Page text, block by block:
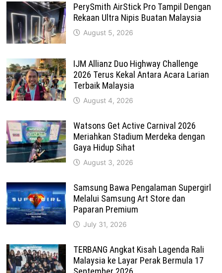
PerySmith AirStick Pro Tampil Dengan
Rekaan Ultra Nipis Buatan Malaysia
August 5, 2026
IJM Allianz Duo Highway Challenge
2026 Terus Kekal Antara Acara Larian
Terbaik Malaysia
August 4, 2026
Watsons Get Active Carnival 2026
Meriahkan Stadium Merdeka dengan
Gaya Hidup Sihat
August 3, 2026
Samsung Bawa Pengalaman Supergirl
Melalui Samsung Art Store dan
Paparan Premium
July 31, 2026
TERBANG Angkat Kisah Lagenda Rali
Malaysia ke Layar Perak Bermula 17